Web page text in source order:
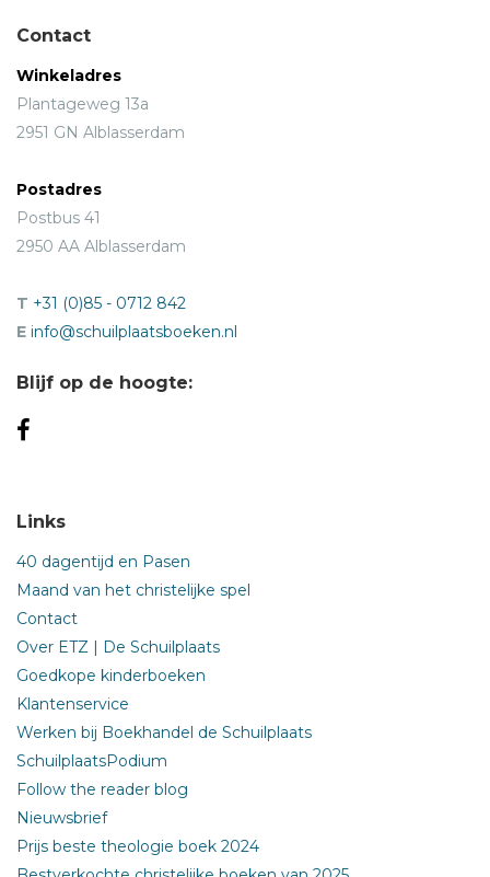
Contact
Winkeladres
Plantageweg 13a
2951 GN Alblasserdam
Postadres
Postbus 41
2950 AA Alblasserdam
T +31 (0)85 - 0712 842
E info@schuilplaatsboeken.nl
Blijf op de hoogte:
Links
40 dagentijd en Pasen
Maand van het christelijke spel
Contact
Over ETZ | De Schuilplaats
Goedkope kinderboeken
Klantenservice
Werken bij Boekhandel de Schuilplaats
SchuilplaatsPodium
Follow the reader blog
Nieuwsbrief
Prijs beste theologie boek 2024